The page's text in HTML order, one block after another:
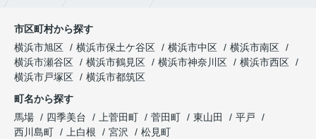
市区町村から探す
横浜市旭区
横浜市保土ケ谷区 横浜市中区
横浜市南区
横浜市瀬谷区
横浜市鶴見区 横浜市神奈川区
横浜市西区
横浜市戸塚区
横浜市都筑区
町名から探す
馬場
四季美台 上菅田町 菅田町 東山田
平戸
西川島町
上白根 宮沢
松見町